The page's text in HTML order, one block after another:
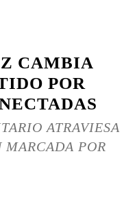
CAMBIA
POR
ATRAVIESA
MARCADA POR